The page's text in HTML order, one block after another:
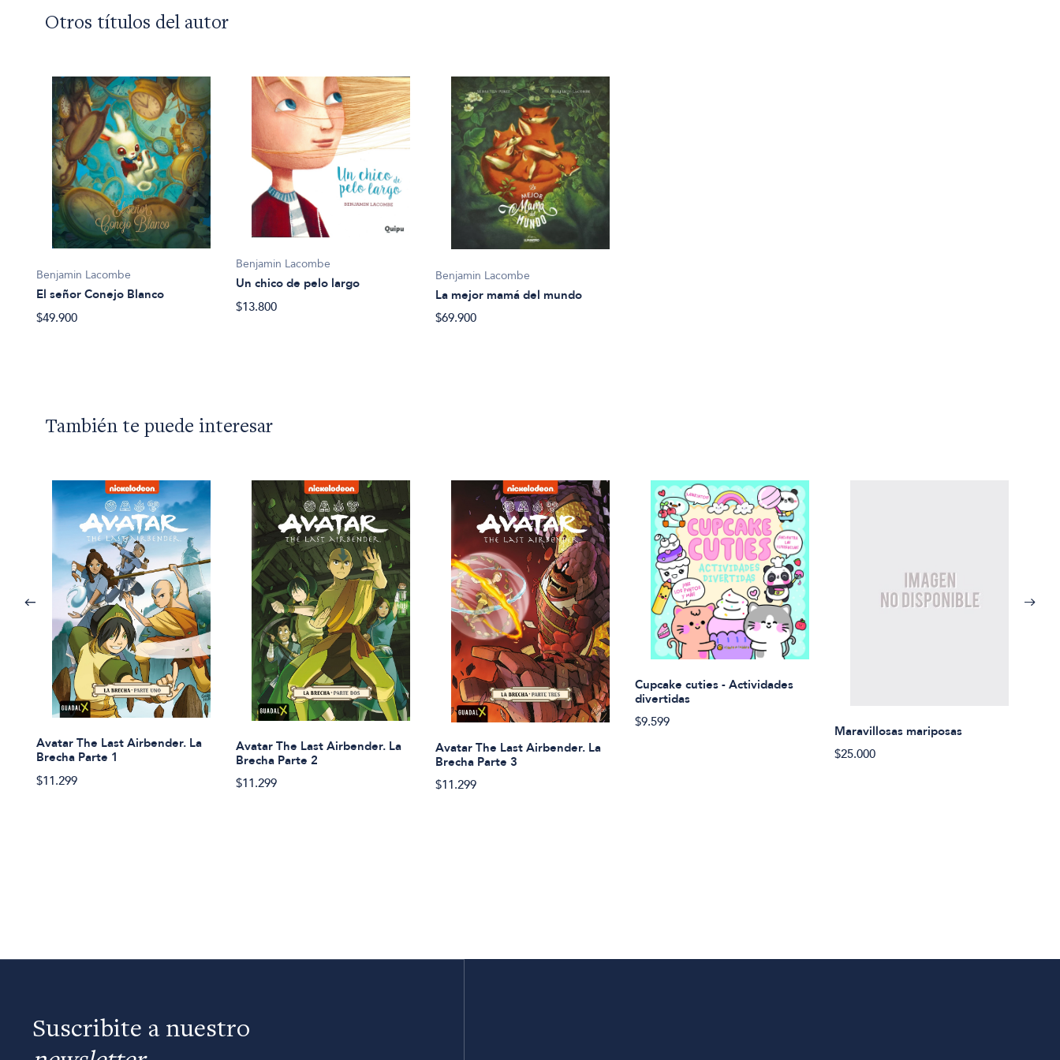
Otros títulos del autor
Benjamin Lacombe
El señor Conejo Blanco
$49.900
Benjamin Lacombe
Un chico de pelo largo
$13.800
Benjamin Lacombe
La mejor mamá del mundo
$69.900
También te puede interesar
Avatar The Last Airbender. La
Brecha Parte 1
$11.299
Avatar The Last Airbender. La
Brecha Parte 2
$11.299
Avatar The Last Airbender. La
Brecha Parte 3
$11.299
Cupcake cuties - Actividades
divertidas
$9.599
Maravillosas mariposas
$25.000
Suscribite a nuestro